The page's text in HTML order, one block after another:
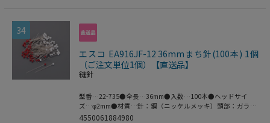
34
エスコ EA916JF-12 36mmまち針(100本) 1個
（ご注文単位1個）【直送品】
縫針
型番…22-735●全長…36mm●入数…100本●ヘッドサイ
ズ…φ2mm●材質…針：鋼（ニッケルメッキ）頭部：ガラス
●頭がガラス製の極細タイプ●薄地に最適です。●布通りが
4550061884980